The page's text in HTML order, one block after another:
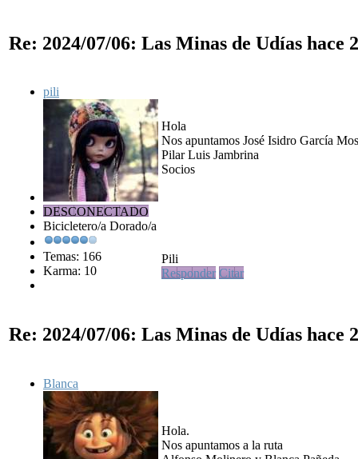
Re: 2024/07/06: Las Minas de Udías hace
pili
DESCONECTADO
Bicicletero/a Dorado/a
Temas: 166
Karma: 10
Hola
Nos apuntamos José Isidro García
Pilar Luis Jambrina
Socios
Pili
Responder Citar
Re: 2024/07/06: Las Minas de Udías hace
Blanca
Hola.
Nos apuntamos a la ruta